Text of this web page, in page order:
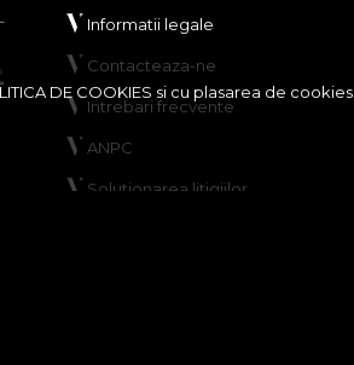
DE COOKIES si cu plasarea de cookies,
Informatii legale
Contacteaza-ne
Intrebari frecvente
ANPC
Solutionarea litigiilor